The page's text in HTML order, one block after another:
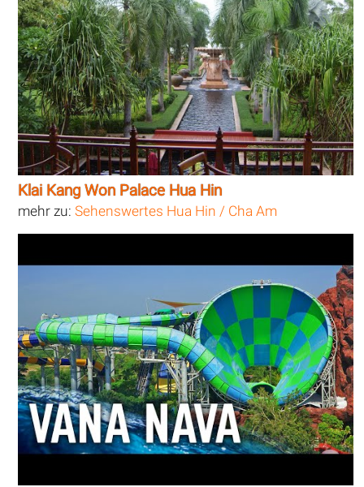
Klai Kang Won Palace Hua Hin
mehr zu:Sehenswertes Hua Hin / Cha Am